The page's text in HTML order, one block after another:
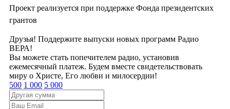
Проект реализуется при поддержке Фонда президентских
грантов
Друзья! Поддержите выпуски новых программ Радио
ВЕРА!
Вы можете стать попечителем радио, установив
ежемесячный платеж. Будем вместе свидетельствовать
миру о Христе, Его любви и милосердии!
500 1 000 5 000